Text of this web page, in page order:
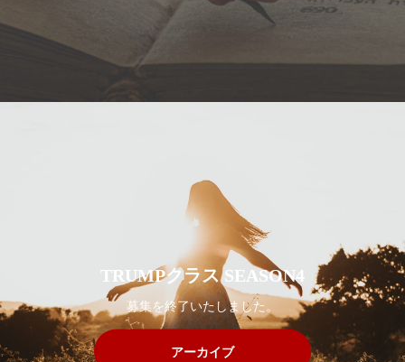
TRUMPクラス SEASON4
募集を終了いたしました。
アーカイブ